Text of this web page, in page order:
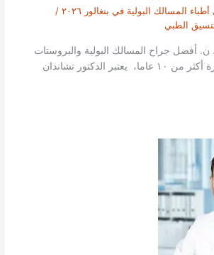
المسالك البولية في بنغالور ٢٠٢٦
/
الطبي
ن. أفضل جراح المسالك البولية والبروستات
في بنغالور. مع خبرة أكثر من ١٠ عاما، يعتبر الدكتور تشاندان